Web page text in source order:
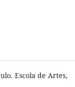
Escola de Artes,